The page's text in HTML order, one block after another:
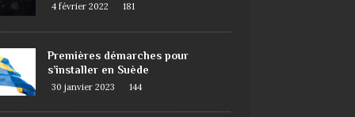
4 février 2022 181
Premières démarches pour
s’installer en Suède
30 janvier 2023 144